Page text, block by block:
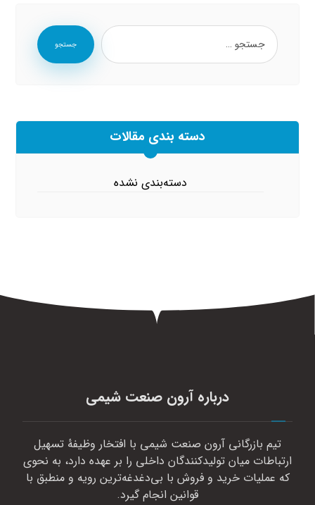
جستجو
دسته بندی مقالات
دسته‌بندی نشده
درباره آرون صنعت شیمی
تیم بازرگانی آرون صنعت شیمی با افتخار وظیفهٔ تسهیل
ارتباطات میان تولیدکنندگان داخلی را بر عهده دارد، به نحوی
که عملیات خرید و فروش با بی‌دغدغه‌ترین رویه و منطبق با
قوانین انجام گیرد.